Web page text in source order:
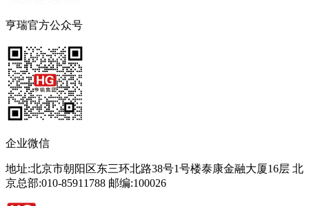
亨瑞官方公众号
企业微信
地址:北京市朝阳区东三环北路38号1号楼泰康金融大厦16层 北
京总部:010-85911788 邮编:100026